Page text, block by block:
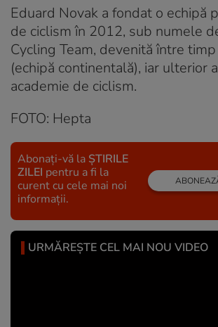
Eduard Novak a fondat o echipă
de ciclism în 2012, sub numele
Cycling Team, devenită între
(echipă continentală), iar ulterior
academie de ciclism.
FOTO: Hepta
Abonați-vă la ȘTIRILE
ZILEI pentru a fi la
curent cu cele mai noi
informații.
URMĂREȘTE CEL MAI NOU VIDEO